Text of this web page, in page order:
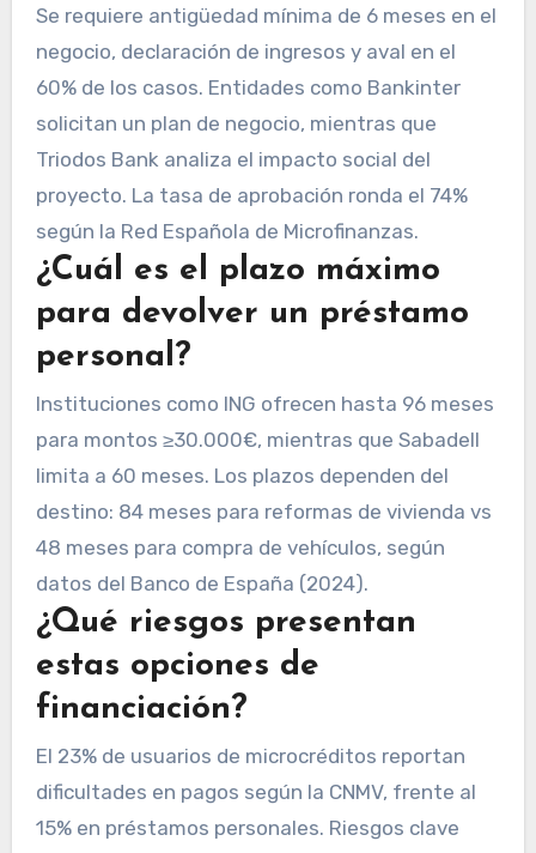
Se requiere antigüedad mínima de 6 meses en el
negocio, declaración de ingresos y aval en el
60% de los casos. Entidades como Bankinter
solicitan un plan de negocio, mientras que
Triodos Bank analiza el impacto social del
proyecto. La tasa de aprobación ronda el 74%
según la Red Española de Microfinanzas.
¿Cuál es el plazo máximo
para devolver un préstamo
personal?
Instituciones como ING ofrecen hasta 96 meses
para montos ≥30.000€, mientras que Sabadell
limita a 60 meses. Los plazos dependen del
destino: 84 meses para reformas de vivienda vs
48 meses para compra de vehículos, según
datos del Banco de España (2024).
¿Qué riesgos presentan
estas opciones de
financiación?
El 23% de usuarios de microcréditos reportan
dificultades en pagos según la CNMV, frente al
15% en préstamos personales. Riesgos clave